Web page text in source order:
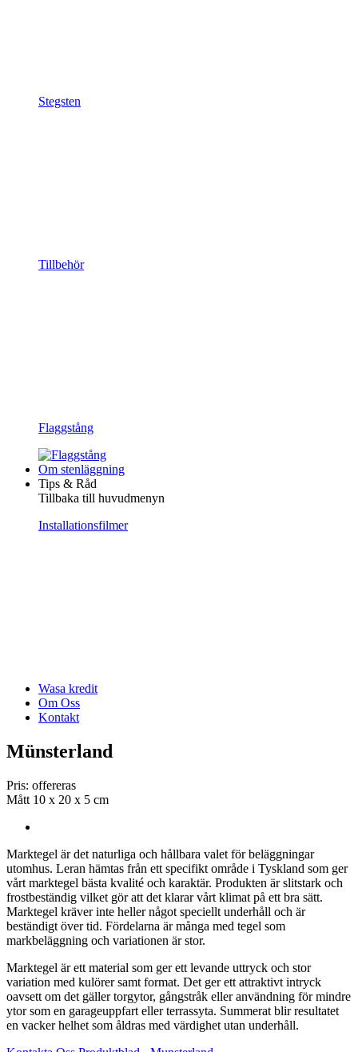
Stegsten
Tillbehör
Flaggstång
Om stenläggning
Tips & Råd
Tillbaka till huvudmenyn
Installationsfilmer
Wasa kredit
Om Oss
Kontakt
Münsterland
Pris: offereras
Mått 10 x 20 x 5 cm
Marktegel är det naturliga och hållbara valet för beläggningar
utomhus. Leran hämtas från ett specifikt område i Tyskland som ger
vårt marktegel bästa kvalité och karaktär. Produkten är slitstark och
frostbeständig vilket gör att det klarar vårt klimat på ett bra sätt.
Marktegel kräver inte heller något speciellt underhåll och är
beständigt över tid. Fördelarna är många med tegel som
markbeläggning och variationen är stor.
Marktegel är ett material som ger ett levande uttryck och stor
variation med kulörer samt format. Det ger ett attraktivt intryck
oavsett om det gäller torgytor, gångstråk eller användning för mindre
ytor som en garageuppfart eller terrassyta. Summerat blir resultatet
en vacker helhet som åldras med värdighet utan underhåll.